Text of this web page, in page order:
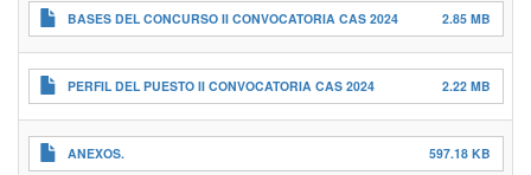
BASES DEL CONCURSO II CONVOCATORIA CAS 2024 2.85 MB
PERFIL DEL PUESTO II CONVOCATORIA CAS 2024 2.22 MB
ANEXOS. 597.18 KB